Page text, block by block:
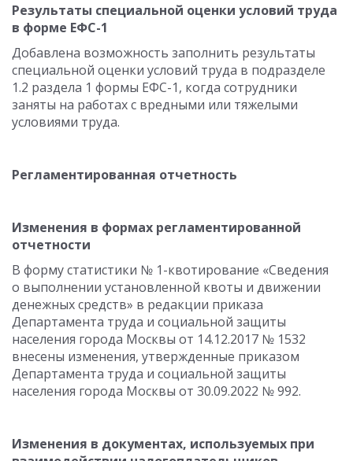
Результаты специальной оценки условий труда
в форме ЕФС-1
Добавлена возможность заполнить результаты
специальной оценки условий труда в подразделе
1.2 раздела 1 формы ЕФС-1, когда сотрудники
заняты на работах с вредными или тяжелыми
условиями труда.
Регламентированная отчетность
Изменения в формах регламентированной
отчетности
В форму статистики № 1-квотирование «Сведения
о выполнении установленной квоты и движении
денежных средств» в редакции приказа
Департамента труда и социальной защиты
населения города Москвы от 14.12.2017 № 1532
внесены изменения, утвержденные приказом
Департамента труда и социальной защиты
населения города Москвы от 30.09.2022 № 992.
Изменения в документах, используемых при